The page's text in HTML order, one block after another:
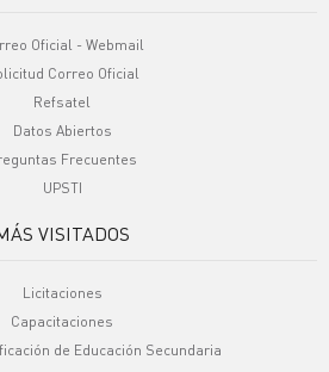
Oficial - Webmail
Correo Oficial
Refsatel
Datos Abiertos
Frecuentes
UPSTI
VISITADOS
Licitaciones
Capacitaciones
de Educación Secundaria